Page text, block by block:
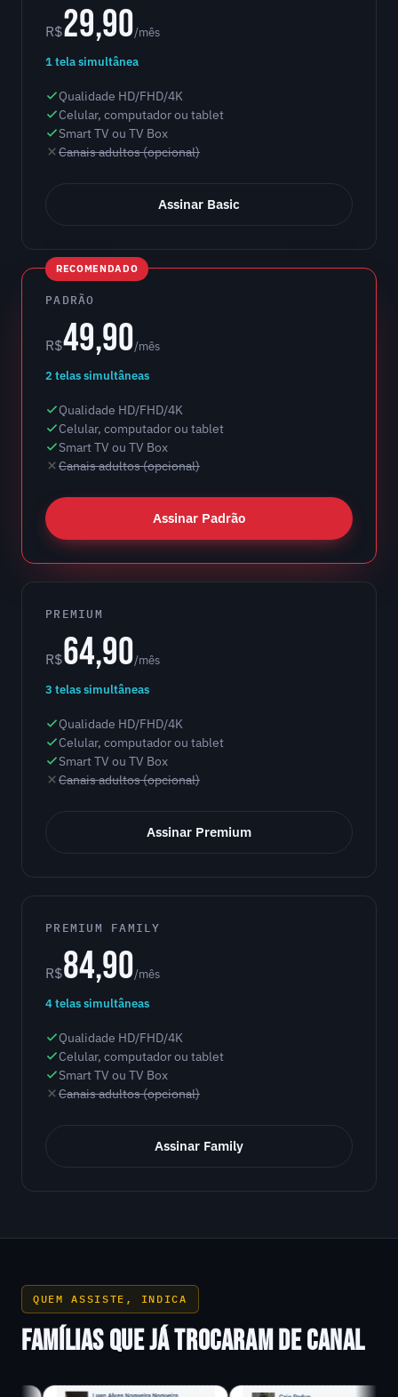
R$29,90/mês
1 tela simultânea
Qualidade HD/FHD/4K
Celular, computador ou tablet
Smart TV ou TV Box
Canais adultos (opcional)
Assinar Basic
RECOMENDADO
PADRÃO
R$49,90/mês
2 telas simultâneas
Qualidade HD/FHD/4K
Celular, computador ou tablet
Smart TV ou TV Box
Canais adultos (opcional)
Assinar Padrão
PREMIUM
R$64,90/mês
3 telas simultâneas
Qualidade HD/FHD/4K
Celular, computador ou tablet
Smart TV ou TV Box
Canais adultos (opcional)
Assinar Premium
PREMIUM FAMILY
R$84,90/mês
4 telas simultâneas
Qualidade HD/FHD/4K
Celular, computador ou tablet
Smart TV ou TV Box
Canais adultos (opcional)
Assinar Family
QUEM ASSISTE, INDICA
FAMÍLIAS QUE JÁ TROCARAM DE CANAL